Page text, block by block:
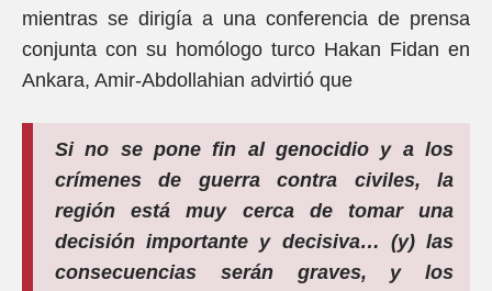
mientras se dirigía a una conferencia de prensa
conjunta con su homólogo turco Hakan Fidan en
Ankara, Amir-Abdollahian advirtió que
Si no se pone fin al genocidio y a los
crímenes de guerra contra civiles, la
región está muy cerca de tomar una
decisión importante y decisiva… (y) las
consecuencias serán graves, y los